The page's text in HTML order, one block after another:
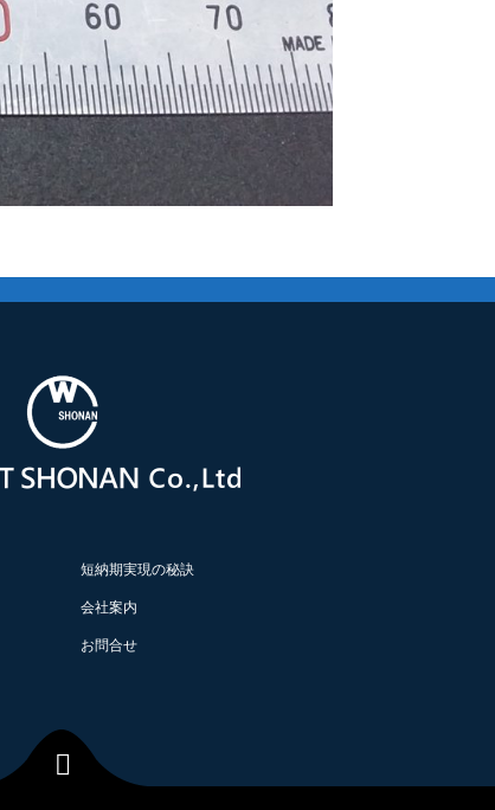
短納期実現の秘訣
会社案内
お問合せ
